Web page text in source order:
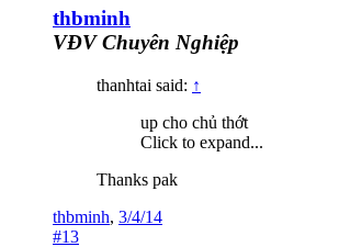
thbminh
VĐV Chuyên Nghiệp
thanhtai said: ↑
up cho chủ thớt
Click to expand...
Thanks pak
thbminh, 3/4/14
#13